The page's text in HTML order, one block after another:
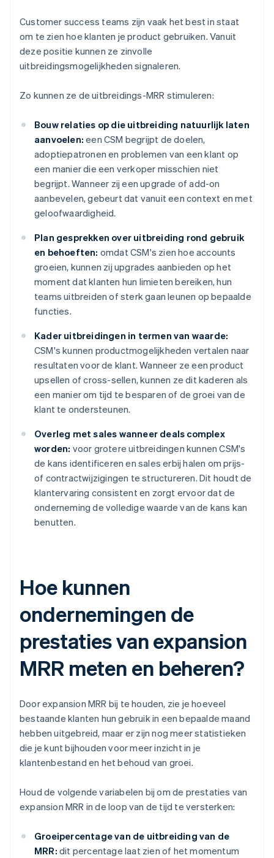
Customer success teams zijn vaak het best in staat
om te zien hoe klanten je product gebruiken. Vanuit
deze positie kunnen ze zinvolle
uitbreidingsmogelijkheden signaleren.
Zo kunnen ze de uitbreidings-MRR stimuleren:
Bouw relaties op die uitbreiding natuurlijk laten
aanvoelen: een CSM begrijpt de doelen,
adoptiepatronen en problemen van een klant op
een manier die een verkoper misschien niet
begrijpt. Wanneer zij een upgrade of add-on
aanbevelen, gebeurt dat vanuit een context en met
geloofwaardigheid.
Plan gesprekken over uitbreiding rond gebruik
en behoeften: omdat CSM's zien hoe accounts
groeien, kunnen zij upgrades aanbieden op het
moment dat klanten hun limieten bereiken, hun
teams uitbreiden of sterk gaan leunen op bepaalde
functies.
Kader uitbreidingen in termen van waarde:
CSM's kunnen productmogelijkheden vertalen naar
resultaten voor de klant. Wanneer ze een product
upsellen of cross-sellen, kunnen ze dit kaderen als
een manier om tijd te besparen of de groei van de
klant te ondersteunen.
Overleg met sales wanneer deals complex
worden: voor grotere uitbreidingen kunnen CSM's
de kans identificeren en sales erbij halen om prijs-
of contractwijzigingen te structureren. Dit houdt de
klantervaring consistent en zorgt ervoor dat de
onderneming de volledige waarde van de kans kan
benutten.
Hoe kunnen
ondernemingen de
prestaties van expansion
MRR meten en beheren?
Door expansion MRR bij te houden, zie je hoeveel
bestaande klanten hun gebruik in een bepaalde maand
hebben uitgebreid, maar er zijn nog meer statistieken
die je kunt bijhouden voor meer inzicht in je
klantenbestand en het behoud van groei.
Houd de volgende variabelen bij om de prestaties van
expansion MRR in de loop van de tijd te versterken:
Groeipercentage van de uitbreiding van de
MRR: dit percentage laat zien of het momentum